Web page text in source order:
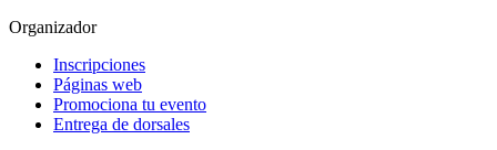
Organizador
Inscripciones
Páginas web
Promociona tu evento
Entrega de dorsales